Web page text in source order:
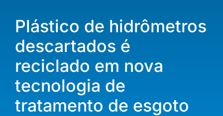
Plástico de hidrômetros
descartados é
reciclado em nova
tecnologia de
tratamento de esgoto